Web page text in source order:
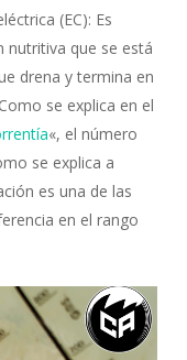
(EC): Es
nutritiva que se está
drena y termina en
se explica en el
«, el número
se explica a
es una de las
en el rango